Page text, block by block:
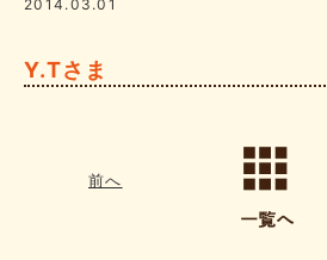
2014.03.01
Y.Tさま
前へ